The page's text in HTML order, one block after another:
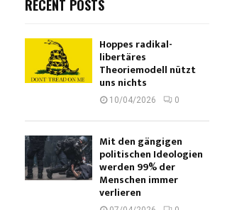
RECENT POSTS
Hoppes radikal-
libertäres
Theoriemodell nützt
uns nichts
10/04/2026 0
Mit den gängigen
politischen Ideologien
werden 99% der
Menschen immer
verlieren